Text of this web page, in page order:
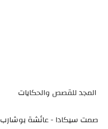
المجد للقصص والحكايات
صمت سيكادا - عائشة بوشارب